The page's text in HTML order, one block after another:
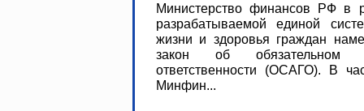
Министерство финансов РФ в
разрабатываемой единой
жизни и здоровья граждан
закон об обязательном
ответственности (ОСАГО). В
Минфин...